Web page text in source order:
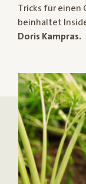
Tricks für einen
beinhaltet
Doris Kampras.